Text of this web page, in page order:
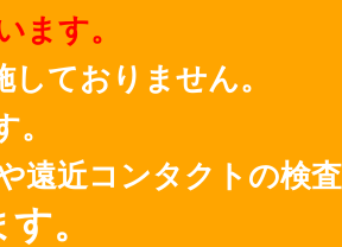
ます。
ておりません。
遠近コンタクトの検
。